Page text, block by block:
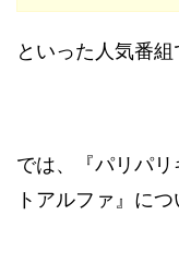
といった人気番組
では、『パリパ
トアルファ』に